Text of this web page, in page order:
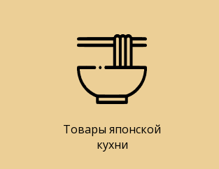
Товары японской
кухни